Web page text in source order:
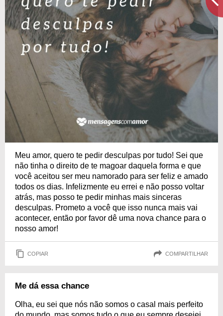
Meu amor, quero te pedir desculpas por tudo! Sei que
não tinha o direito de te magoar daquela forma e que
você aceitou ser meu namorado para ser feliz e amado
todos os dias. Infelizmente eu errei e não posso voltar
atrás, mas posso te pedir minhas mais sinceras
desculpas. Prometo a você que isso nunca mais vai
acontecer, então por favor dê uma nova chance para o
nosso amor!
COPIAR COMPARTILHAR
Me dá essa chance
Olha, eu sei que nós não somos o casal mais perfeito